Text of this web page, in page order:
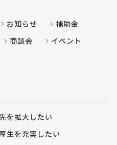
お知らせ
補助金
商談会
イベント
を拡大したい
生を充実したい